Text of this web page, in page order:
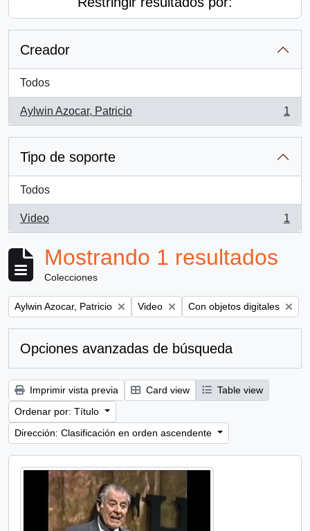
Creador
Todos
Aylwin Azocar, Patricio
, 1 resultados
1
Tipo de soporte
Todos
Video
, 1 resultados
1
Mostrando 1 resultados
Colecciones
Remove filter:
Aylwin Azocar, Patricio Remove filter:
Video Remove filter:
Con objetos digitales
Opciones avanzadas de búsqueda
Imprimir vista previa Card view
Table view
Ordenar por: Título
Dirección: Clasificación en orden ascendente